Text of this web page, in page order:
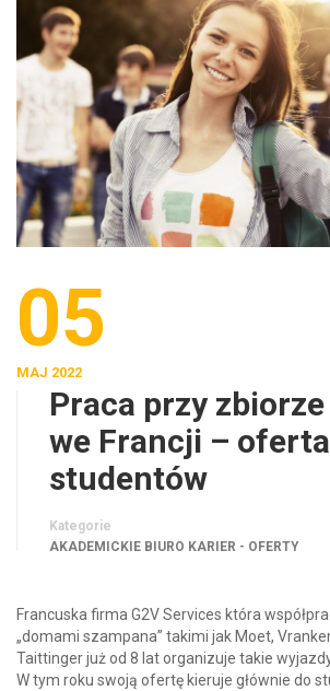
05
MAJ 2022
Praca przy
we Francji –
studentów
Kategorie
AKADEMICKIE BIURO KARIER - OFERTY
Francuska firma G2V Services która
„domami szampana” takimi jak Moet,
Taittinger już od 8 lat organizuje takie
W tym roku swoją ofertę kieruje głównie do